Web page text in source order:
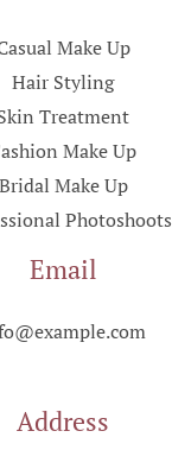
Make Up
Hair Styling
Treatment
Make Up
Bridal Make Up
Photoshoots
Email
Address